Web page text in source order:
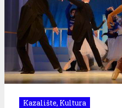
Kazalište, Kultura